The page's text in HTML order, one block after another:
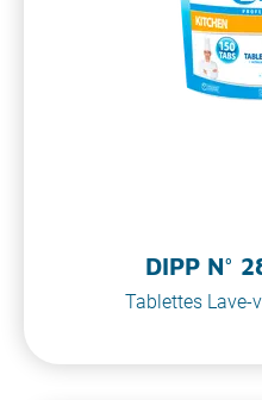
DIPP N°
Tablettes Lave-